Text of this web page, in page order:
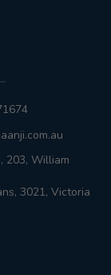
203, William
3021, Victoria